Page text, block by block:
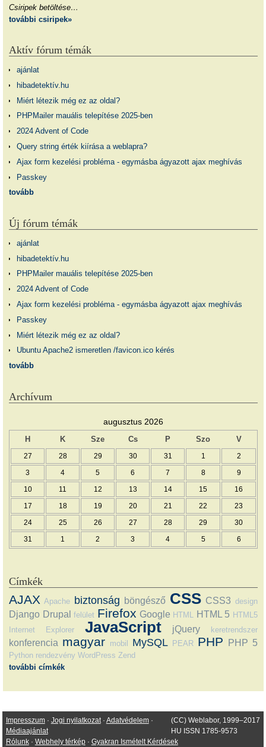
Csiripek betöltése…
további csiripek»
Aktív fórum témák
ajánlat
hibadetektív.hu
Miért létezik még ez az oldal?
PHPMailer mauális telepítése 2025-ben
2024 Advent of Code
Query string érték kiírása a weblapra?
Ajax form kezelési probléma - egymásba ágyazott ajax meghívás
Passkey
tovább
Új fórum témák
ajánlat
hibadetektív.hu
PHPMailer mauális telepítése 2025-ben
2024 Advent of Code
Ajax form kezelési probléma - egymásba ágyazott ajax meghívás
Passkey
Miért létezik még ez az oldal?
Ubuntu Apache2 ismeretlen /favicon.ico kérés
tovább
Archívum
augusztus 2026
H K Sze Cs P Szo V
27 28 29 30 31 1 2
3 4 5 6 7 8 9
10 11 12 13 14 15 16
17 18 19 20 21 22 23
24 25 26 27 28 29 30
31 1 2 3 4 5 6
Címkék
AJAX Apache biztonság böngésző CSS CSS3 design
Django Drupal felület Firefox Google HTML HTML 5 HTML5
Internet Explorer
JavaScript jQuery keretrendszer
konferencia magyar mobil MySQL PEAR PHP PHP 5
Python rendezvény WordPress Zend
további címkék
(CC) Weblabor, 1999–2017
HU ISSN 1785-9573
Impresszum· Jogi nyilatkozat· Adatvédelem·
Médiaajánlat
Rólunk· Webhely térkép· Gyakran Ismételt Kérdések